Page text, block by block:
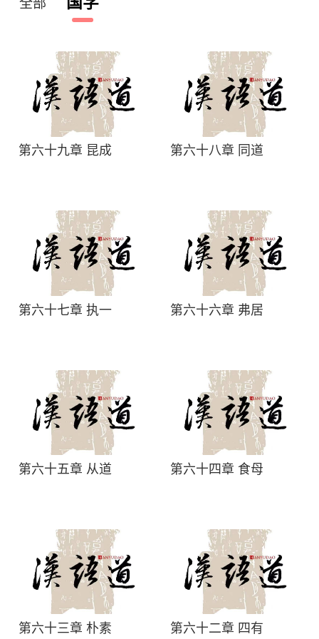
全部
第六十九章 昆成 第六十八章 同道
第六十七章 执一 第六十六章 弗居
第六十五章 从道 第六十四章 食母
第六十三章 朴素 第六十二章 四有